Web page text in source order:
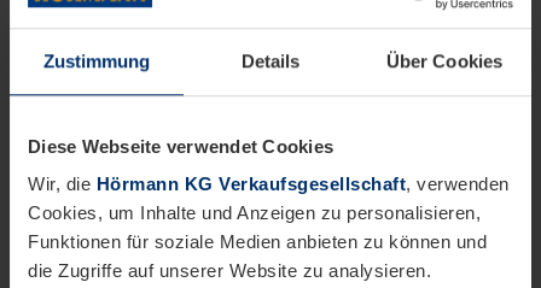
Zustimmung Details Über Cookies
Diese Webseite verwendet Cookies
Wir, die Hörmann KG Verkaufsgesellschaft, verwenden
Cookies, um Inhalte und Anzeigen zu personalisieren,
Funktionen für soziale Medien anbieten zu können und
die Zugriffe auf unserer Website zu analysieren.